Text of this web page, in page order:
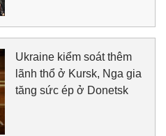
Ukraine kiểm soát thêm
lãnh thổ ở Kursk, Nga gia
tăng sức ép ở Donetsk